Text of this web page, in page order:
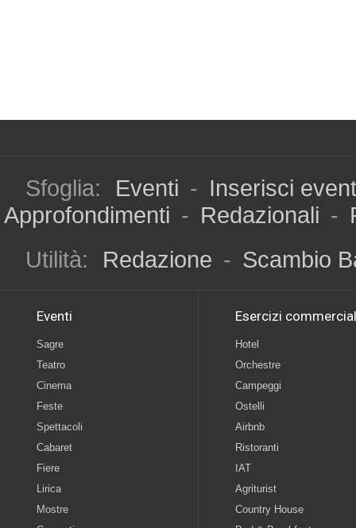
Sfoglia: Eventi - Inserisci
Approfondimenti - Redazionali -
Utilità:
Redazione - Scambio
Eventi
Sagre
Teatro
Cinema
Feste
Spettacoli
Cabaret
Fiere
Lirica
Mostre
Esercizi
Hotel
Orchestre
Campeggi
Ostelli
Airbnb
Ristoranti
IAT
Agriturist
Country House